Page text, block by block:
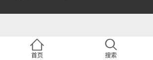
首页 搜索